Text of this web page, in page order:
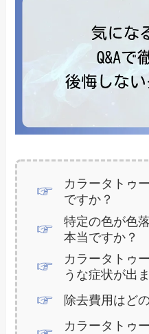
カラータトゥ
ですか？
特定の色が色
本当ですか？
カラータトゥ
うな症状が出
除去費用はど
カラータトゥ